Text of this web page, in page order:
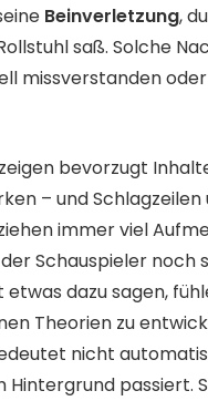
Beinverletzung,
saß. Solche
missverstanden
bevorzugt
– und Schlagzeilen
immer viel
Schauspieler noch
dazu sagen,
Theorien zu
nicht
Hintergrund passiert.